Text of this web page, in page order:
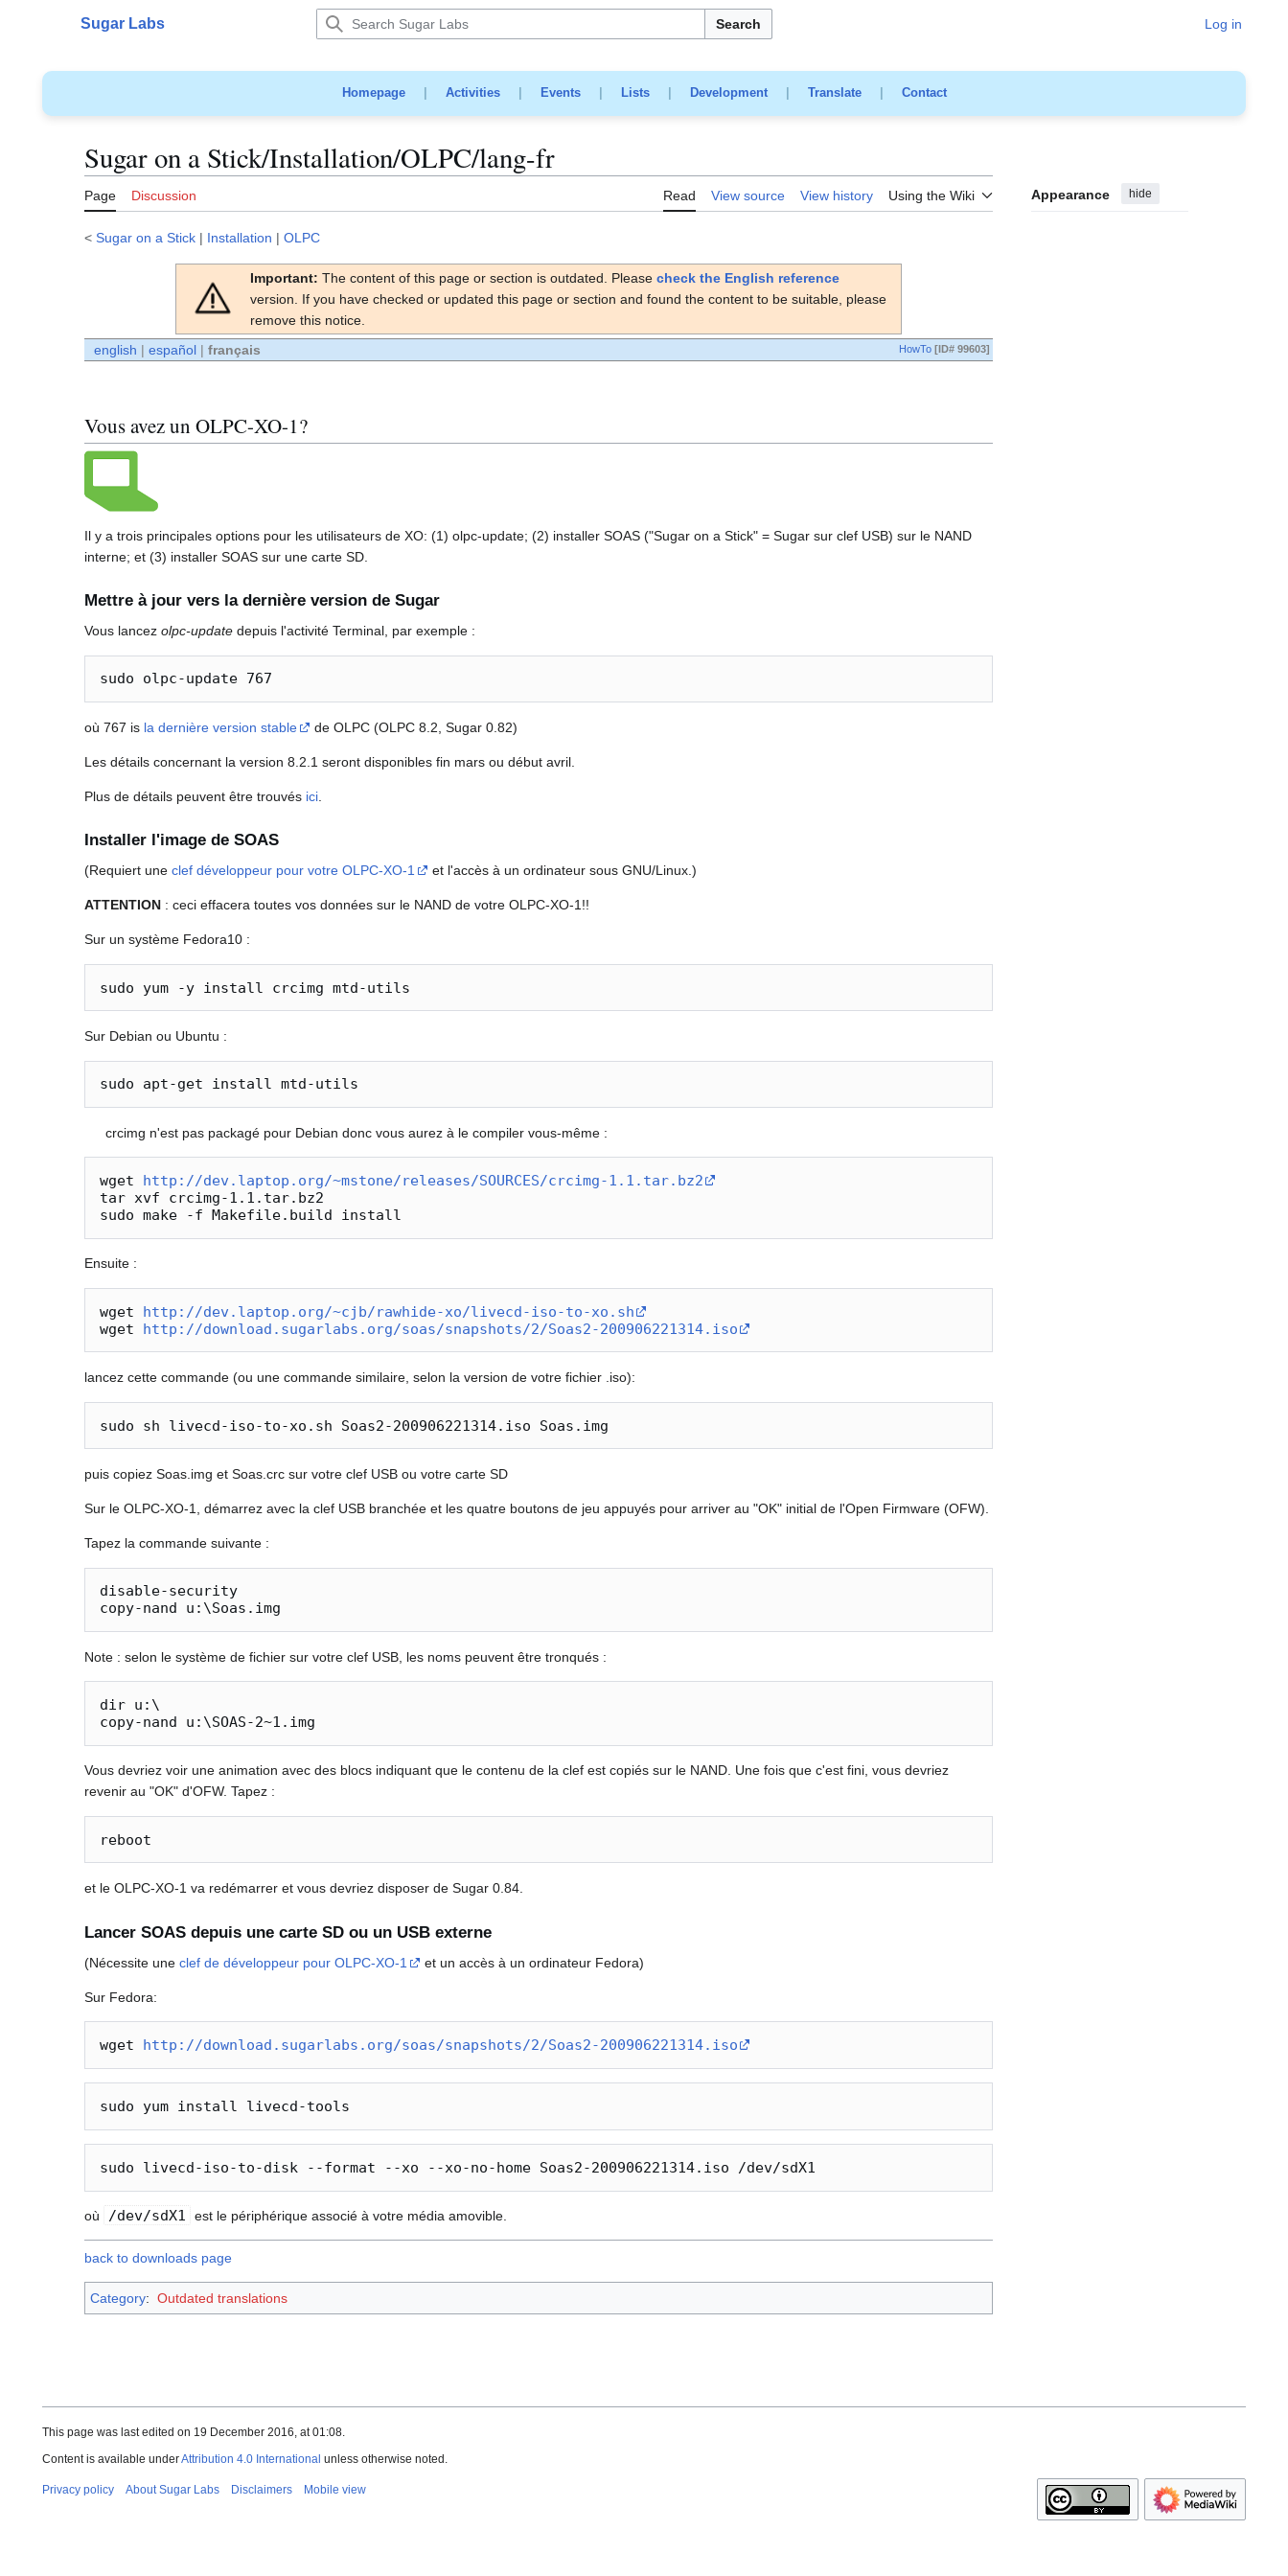
Main menu
Sugar Labs Search Log in
Homepage| Activities| Events| Lists| Development| Translate| Contact
Sugar on a Stick/Installation/OLPC/lang-fr
Page Discussion Read View source View history Using the Wiki Appearance hide
< Sugar on a Stick | Installation | OLPC
Important: The content of this page or section is outdated. Pleasecheck the English reference
version. If you have checked or updated this page or section and found the content to be suitable, please
remove this notice.
english | español| français HowTo [ID# 99603]
Vous avez un OLPC-XO-1?
Il y a trois principales options pour les utilisateurs de XO: (1) olpc-update; (2) installer SOAS ("Sugar on a Stick" = Sugar sur clef USB) sur le NAND
interne; et (3) installer SOAS sur une carte SD.
Mettre à jour vers la dernière version de Sugar
Vous lancez olpc-update depuis l'activité Terminal, par exemple :
où 767 is la dernière version stable de OLPC (OLPC 8.2, Sugar 0.82)
Les détails concernant la version 8.2.1 seront disponibles fin mars ou début avril.
Plus de détails peuvent être trouvés ici
Installer l'image de SOAS
(Requiert une clef développeur pour votre OLPC-XO-1 et l'accès à un ordinateur sous GNU/Linux.)
ATTENTION : ceci effacera toutes vos données sur le NAND de votre OLPC-XO-1!!
Sur un système Fedora10 :
Sur Debian ou Ubuntu :
crcimg n'est pas packagé pour Debian donc vous aurez à le compiler vous-même :
wget http://dev.laptop.org/~mstone/releases/SOURCES/crcimg-1.1.tar.bz2
tar xvf crcimg-1.1.tar.bz2
Ensuite :
wget http://dev.laptop.org/~cjb/rawhide-xo/livecd-iso-to-xo.sh
wget http://download.sugarlabs.org/soas/snapshots/2/Soas2-200906221314.iso
lancez cette commande (ou une commande similaire, selon la version de votre fichier .iso):
puis copiez Soas.img et Soas.crc sur votre clef USB ou votre carte SD
Sur le OLPC-XO-1, démarrez avec la clef USB branchée et les quatre boutons de jeu appuyés pour arriver au "OK" initial de l'Open Firmware (OFW).
Tapez la commande suivante :
disable-security
Note : selon le système de fichier sur votre clef USB, les noms peuvent être tronqués :
dir u:\
Vous devriez voir une animation avec des blocs indiquant que le contenu de la clef est copiés sur le NAND. Une fois que c'est fini, vous devriez
revenir au "OK" d'OFW. Tapez :
et le OLPC-XO-1 va redémarrer et vous devriez disposer de Sugar 0.84.
Lancer SOAS depuis une carte SD ou un USB externe
(Nécessite une clef de développeur pour OLPC-XO-1 et un accès à un ordinateur Fedora)
Sur Fedora:
wget http://download.sugarlabs.org/soas/snapshots/2/Soas2-200906221314.iso
où /dev/sdX1 est le périphérique associé à votre média amovible.
back to downloads page
Category: Outdated translations
This page was last edited on 19 December 2016, at 01:08.
Content is available underAttribution 4.0 International unless otherwise noted.
Privacy policy About Sugar Labs Disclaimers Mobile view